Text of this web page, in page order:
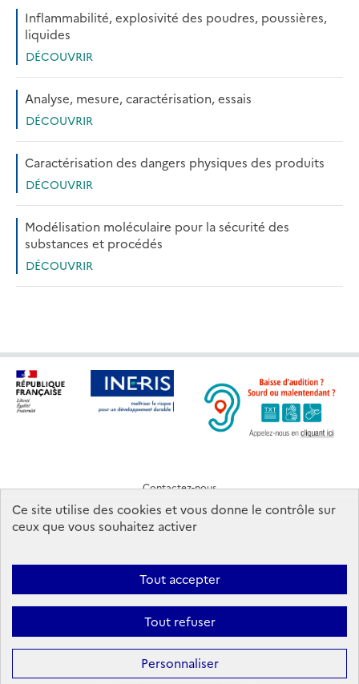
Inflammabilité, explosivité des poudres, poussières,
liquides
DÉCOUVRIR
Analyse, mesure, caractérisation, essais
DÉCOUVRIR
Caractérisation des dangers physiques des produits
DÉCOUVRIR
Modélisation moléculaire pour la sécurité des
substances et procédés
DÉCOUVRIR
Contactez-nous
Mentions légales
CONDITIONS D'UTILISATION
Ineris 2026. Tous droits réservés.
Suivez-nous:
Ce site utilise des cookies et vous donne le contrôle sur
ceux que vous souhaitez activer
Tout accepter
Tout refuser
Personnaliser